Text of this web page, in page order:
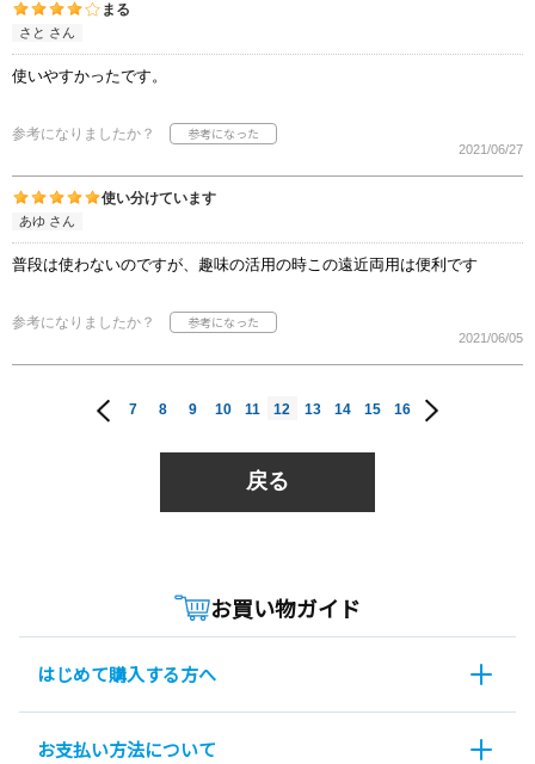
まる
さと さん
使いやすかったです。
参考になりましたか？
2021/06/27
使い分けています
あゆ さん
普段は使わないのですが、趣味の活用の時この遠近両用は便利です
参考になりましたか？
2021/06/05
7 8 9 10 11 12 13 14 15 16
戻る
お買い物ガイド
はじめて購入する方へ
お支払い方法について